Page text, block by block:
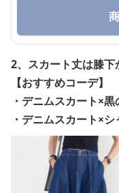
2、スカート丈は膝下
【おすすめコーデ】
・デニムスカート×
・デニムスカート×シ